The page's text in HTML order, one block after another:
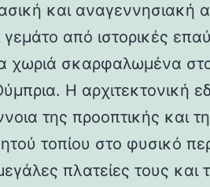
και αναγεννησιακή
από ιστορικές
χωριά σκαρφαλωμένα
Η αρχιτεκτονική
της προοπτικής και
τοπίου στο φυσικό
πλατείες τους και